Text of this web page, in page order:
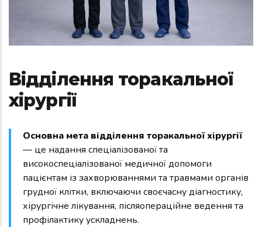
Відділення торакальної
хірургії
Основна мета відділення торакальної хірургії
— це надання спеціалізованої та
високоспеціалізованої медичної допомоги
пацієнтам із захворюваннями та травмами органів
грудної клітки, включаючи своєчасну діагностику,
хірургічне лікування, післяопераційне ведення та
профілактику ускладнень.